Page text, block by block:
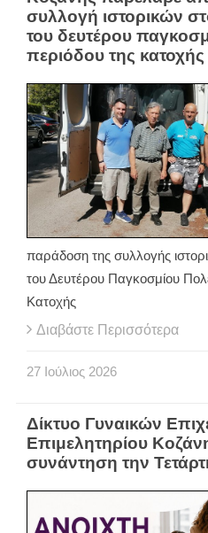
συλλογή ιστορικών
του δευτέρου
περιόδου της κατοχής
παράδοση της συλλογής
του Δευτέρου Παγκοσμίου
Κατοχής
Διαβάστε Περισσότερα
27 Ιούλιος 2026
Δίκτυο Γυναικών
Επιμελητηρίου
συνάντηση την